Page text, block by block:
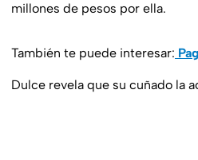
millones de pesos por ella.
También te puede interesar:
Dulce revela que su cuñado la